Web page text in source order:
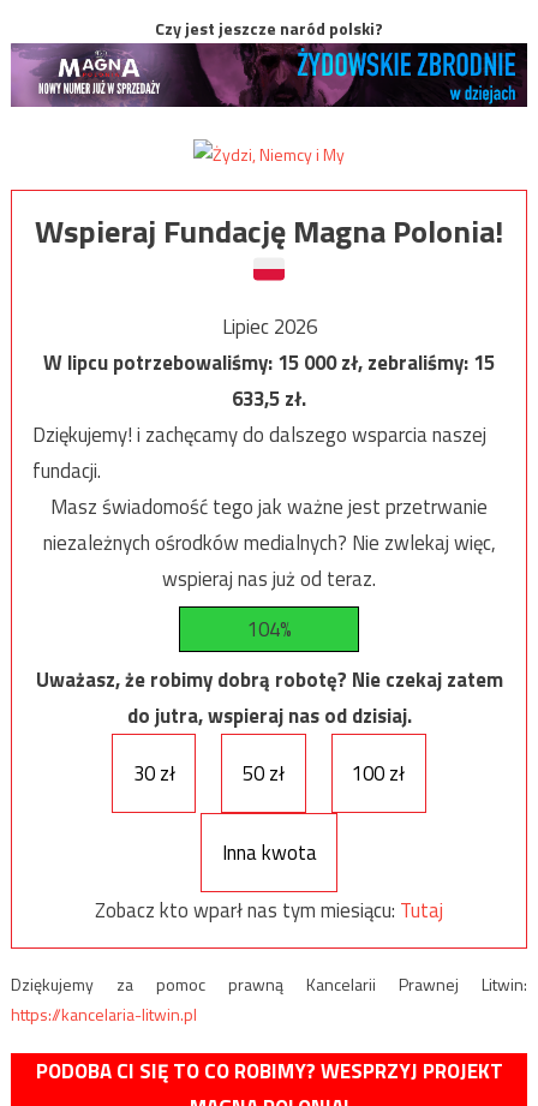
Czy jest jeszcze naród polski?
Wspieraj Fundację Magna Polonia!
Lipiec 2026
W lipcu potrzebowaliśmy:15 000zł, zebraliśmy:15
633,5zł.
Dziękujemy! i zachęcamy do dalszego wsparcia naszej
fundacji.
Masz świadomość tego jak ważne jest przetrwanie
niezależnych ośrodków medialnych? Nie zwlekaj więc,
wspieraj nas już od teraz.
104%
Uważasz, że robimy dobrą robotę? Nie czekaj zatem
do jutra, wspieraj nas od dzisiaj.
30 zł
50 zł 100 zł
Inna kwota
Zobacz kto wparł nas tym miesiącu: Tutaj
Dziękujemy za pomoc prawną Kancelarii Prawnej Litwin:
https://kancelaria-litwin.pl
PODOBA CI SIĘ TO CO ROBIMY? WESPRZYJ PROJEKT